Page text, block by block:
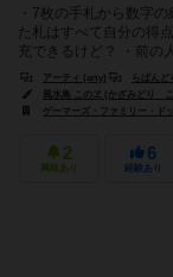
・7枚の手札から数字
た札はすべて自分の得
充できるけど？ ・前の
ト」を提示できれば手札
アーティ (arty)
らぱんど
風水鳥 このヱ (かざみどり
ゲーマーズ・ファミリー・ド
2
興味あり
6
経験あり